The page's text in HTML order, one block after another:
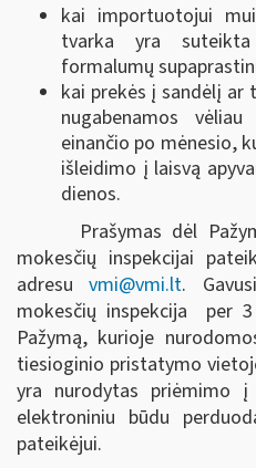
kai importuotojui
tvarka yra
formalumų
kai prekės į sandėlį
nugabenamos
einančio po mėnesio,
išleidimo į laisvą
dienos.
Prašymas dėl
mokesčių inspekcijai
adresuvmi@vmi.lt.
mokesčių inspekcija per
Pažymą, kurioje
tiesioginio pristatymo
yra nurodytas priėmimo
elektroniniu būdu
pateikėjui.